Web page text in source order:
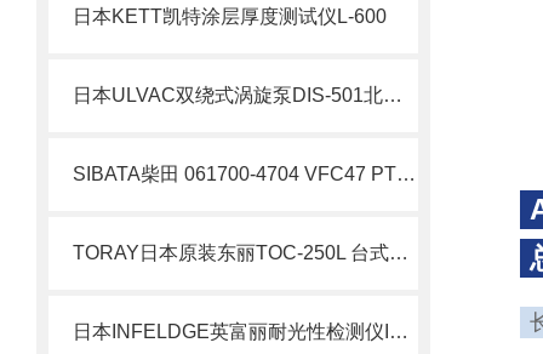
日本KETT凯特涂层厚度测试仪L-600
日本ULVAC双绕式涡旋泵DIS-501北崎热卖
SIBATA柴田 061700-4704 VFC47 PTFE沉降器 技术说明
TORAY日本原装东丽TOC-250L 台式自动总有机碳分析仪
日本INFELDGE英富丽耐光性检测仪INB-300